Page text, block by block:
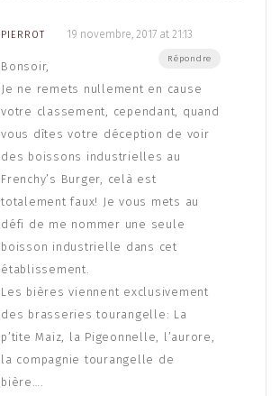
PIERROT 19 novembre, 2017 at 21:13
Répondre
Bonsoir,
Je ne remets nullement en cause
votre classement, cependant, quand
vous dîtes votre déception de voir
des boissons industrielles au
Frenchy’s Burger, celà est
totalement faux! Je vous mets au
défi de me nommer une seule
boisson industrielle dans cet
établissement.
Les bières viennent exclusivement
des brasseries tourangelle: La
p’tite Maiz, la Pigeonnelle, l’aurore,
la compagnie tourangelle de
bière….